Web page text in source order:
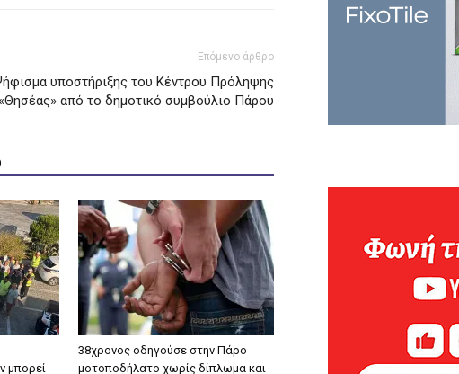
Επόμενο άρθρο
υποστήριξης του Κέντρου Πρόληψης
«Θησέας» από το δημοτικό συμβούλιο Πάρου
μπορεί
38χρονος οδηγούσε στην Πάρο
μοτοποδήλατο χωρίς δίπλωμα και